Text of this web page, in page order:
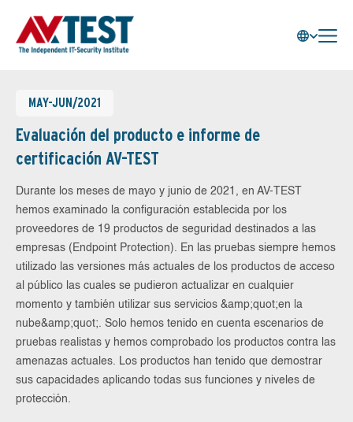
MAY-JUN/2021
Evaluación del producto e informe de
certificación AV-TEST
Durante los meses de mayo y junio de 2021, en AV-TEST
hemos examinado la configuración establecida por los
proveedores de 19 productos de seguridad destinados a las
empresas (Endpoint Protection). En las pruebas siempre hemos
utilizado las versiones más actuales de los productos de acceso
al público las cuales se pudieron actualizar en cualquier
momento y también utilizar sus servicios &amp;quot;en la
nube&amp;quot;. Solo hemos tenido en cuenta escenarios de
pruebas realistas y hemos comprobado los productos contra las
amenazas actuales. Los productos han tenido que demostrar
sus capacidades aplicando todas sus funciones y niveles de
protección.